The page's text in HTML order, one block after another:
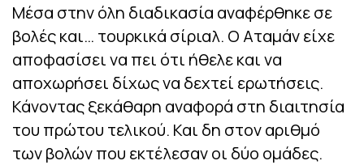
Μέσα στην όλη διαδικασία αναφέρθηκε σε
βολές και… τουρκικά σίριαλ. Ο Αταμάν είχε
αποφασίσει να πει ότι ήθελε και να
αποχωρήσει δίχως να δεχτεί ερωτήσεις.
Κάνοντας ξεκάθαρη αναφορά στη διαιτησία
του πρώτου τελικού. Και δη στον αριθμό
των βολών που εκτέλεσαν οι δύο ομάδες.